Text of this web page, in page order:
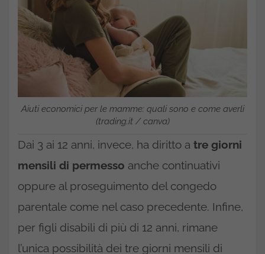
Aiuti economici per le mamme: quali sono e come averli
(trading.it / canva)
Dai 3 ai 12 anni, invece, ha diritto a tre giorni
mensili di permesso anche continuativi
oppure al proseguimento del congedo
parentale come nel caso precedente. Infine,
per figli disabili di più di 12 anni, rimane
l’unica possibilità dei tre giorni mensili di